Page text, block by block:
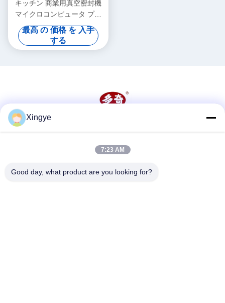
キッチン 商業用真空密封機
マイクロコンピュータ プロ
グラム コントロール テーブ
ルトップ
最高 の 価格 を 入手
する
ソーシャル メディア
迅速な連絡
Xingye
7:23 AM
Good day, what product are you looking for?